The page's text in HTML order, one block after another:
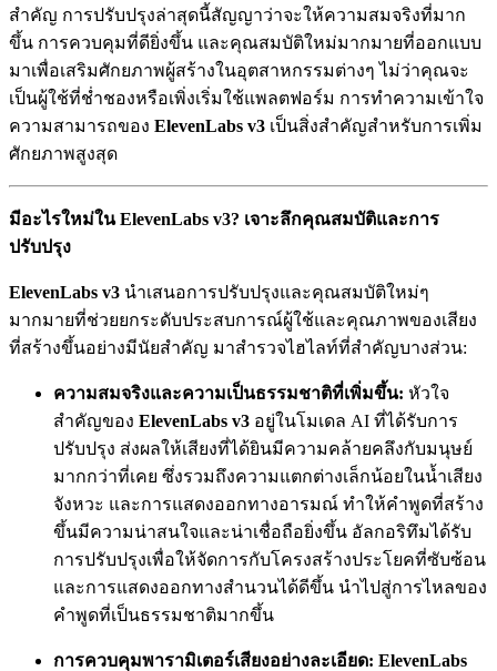
สำคัญ การปรับปรุงล่าสุดนี้สัญญาว่าจะให้ความสมจริงที่มาก
ขึ้น การควบคุมที่ดียิ่งขึ้น และคุณสมบัติใหม่มากมายที่ออกแบบ
มาเพื่อเสริมศักยภาพผู้สร้างในอุตสาหกรรมต่างๆ ไม่ว่าคุณจะ
เป็นผู้ใช้ที่ช่ำชองหรือเพิ่งเริ่มใช้แพลตฟอร์ม การทำความเข้าใจ
ความสามารถของ ElevenLabs v3 เป็นสิ่งสำคัญสำหรับการเพิ่ม
ศักยภาพสูงสุด
มีอะไรใหม่ใน ElevenLabs v3? เจาะลึกคุณสมบัติและการ
ปรับปรุง
ElevenLabs v3 นำเสนอการปรับปรุงและคุณสมบัติใหม่ๆ
มากมายที่ช่วยยกระดับประสบการณ์ผู้ใช้และคุณภาพของเสียง
ที่สร้างขึ้นอย่างมีนัยสำคัญ มาสำรวจไฮไลท์ที่สำคัญบางส่วน:
ความสมจริงและความเป็นธรรมชาติที่เพิ่มขึ้น: หัวใจ
สำคัญของ ElevenLabs v3 อยู่ในโมเดล AI ที่ได้รับการ
ปรับปรุง ส่งผลให้เสียงที่ได้ยินมีความคล้ายคลึงกับมนุษย์
มากกว่าที่เคย ซึ่งรวมถึงความแตกต่างเล็กน้อยในน้ำเสียง
จังหวะ และการแสดงออกทางอารมณ์ ทำให้คำพูดที่สร้าง
ขึ้นมีความน่าสนใจและน่าเชื่อถือยิ่งขึ้น อัลกอริทึมได้รับ
การปรับปรุงเพื่อให้จัดการกับโครงสร้างประโยคที่ซับซ้อน
และการแสดงออกทางสำนวนได้ดีขึ้น นำไปสู่การไหลของ
คำพูดที่เป็นธรรมชาติมากขึ้น
การควบคุมพารามิเตอร์เสียงอย่างละเอียด: ElevenLabs